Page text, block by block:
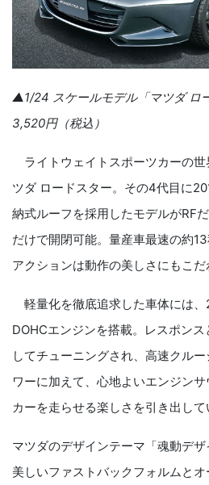
▲1/24 スケールモデル「マツダ ロ
3,520円（税込）
ライトウェイトスポーツカーの
ツダ ロードスター。その4代目に
納式ルーフを採用したモデルがRF
だけで開閉可能。量産車最速の約
アクションは動作の美しさにもこだ
軽量化を徹底追求した車体には
DOHCエンジンを搭載。レスポン
してチューニングされ、高速クル
ワーに加えて、心地よいエンジン
カーを走らせる楽しさを引き出して
マツダのデザインテーマ「魂動デ
美しいファストバックフォルムと